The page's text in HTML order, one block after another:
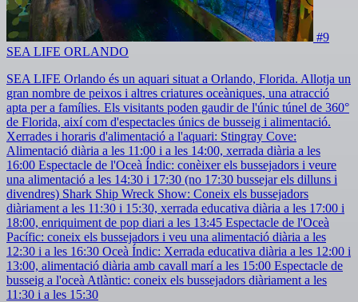
#9
SEA LIFE ORLANDO
SEA LIFE Orlando és un aquari situat a Orlando, Florida. Allotja un
gran nombre de peixos i altres criatures oceàniques, una atracció
apta per a famílies. Els visitants poden gaudir de l'únic túnel de 360°
de Florida, així com d'espectacles únics de busseig i alimentació.
Xerrades i horaris d'alimentació a l'aquari: Stingray Cove:
Alimentació diària a les 11:00 i a les 14:00, xerrada diària a les
16:00 Espectacle de l'Oceà Índic: conèixer els bussejadors i veure
una alimentació a les 14:30 i 17:30 (no 17:30 bussejar els dilluns i
divendres) Shark Ship Wreck Show: Coneix els bussejadors
diàriament a les 11:30 i 15:30, xerrada educativa diària a les 17:00 i
18:00, enriquiment de pop diari a les 13:45 Espectacle de l'Oceà
Pacífic: coneix els bussejadors i veu una alimentació diària a les
12:30 i a les 16:30 Oceà Índic: Xerrada educativa diària a les 12:00 i
13:00, alimentació diària amb cavall marí a les 15:00 Espectacle de
busseig a l'oceà Atlàntic: coneix els bussejadors diàriament a les
11:30 i a les 15:30